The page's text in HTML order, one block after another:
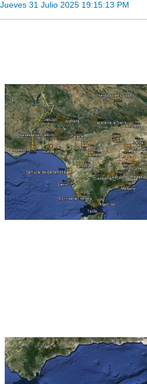
Jueves 31 Julio 2025 19:15:13 PM